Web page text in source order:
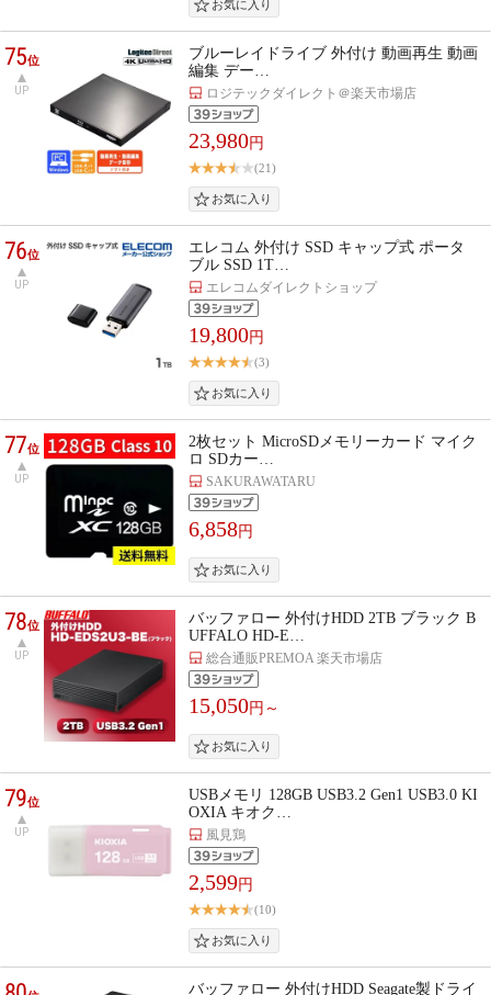
75位
UP
ブルーレイドライブ 外付け 動画再生 動画
編集 デー…
ロジテックダイレクト＠楽天市場店
23,980円
(21)
76位
UP
エレコム 外付け SSD キャップ式 ポータ
ブル SSD 1T…
エレコムダイレクトショップ
19,800円
(3)
77位
UP
2枚セット MicroSDメモリーカード マイク
ロ SDカー…
SAKURAWATARU
6,858円
78位
UP
バッファロー 外付けHDD 2TB ブラック B
UFFALO HD-E…
総合通販PREMOA 楽天市場店
15,050円～
79位
UP
USBメモリ 128GB USB3.2 Gen1 USB3.0 KI
OXIA キオク…
風見鶏
2,599円
(10)
バッファロー 外付けHDD Seagate製ドライ